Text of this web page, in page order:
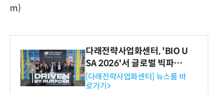
m)
다래전략사업화센터, 'BIO U
SA 2026'서 글로벌 빅파마
와의 비즈니스 미팅 지원…K
-바이오 해외 진출 교두보 확
[다래전략사업화센터] 뉴스룸 바
로가기>